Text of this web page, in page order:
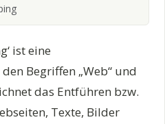
ist eine
Begriffen „Web“ und
das Entführen bzw.
Texte, Bilder